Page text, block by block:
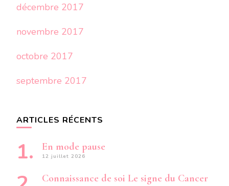
décembre 2017
novembre 2017
octobre 2017
septembre 2017
ARTICLES RÉCENTS
En mode pause
12 juillet 2026
Connaissance de soi Le signe du Cancer